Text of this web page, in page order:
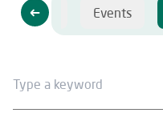
Videos Events